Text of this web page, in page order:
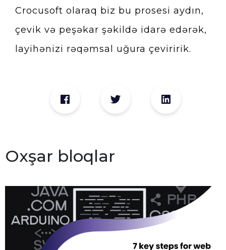
Crocusoft olaraq biz bu prosesi aydın,
çevik və peşəkar şəkildə idarə edərək,
layihənizi rəqəmsal uğura çeviririk.
Oxşar bloqlar